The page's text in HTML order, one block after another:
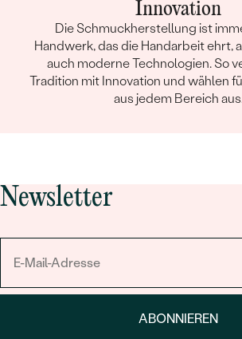
Innovation
Die Schmuckherstellung ist
Handwerk, das die Handarbeit ehrt,
auch moderne Technologien. So
Tradition mit Innovation und wählen
aus jedem Bereich
Newsletter
ABONNIEREN